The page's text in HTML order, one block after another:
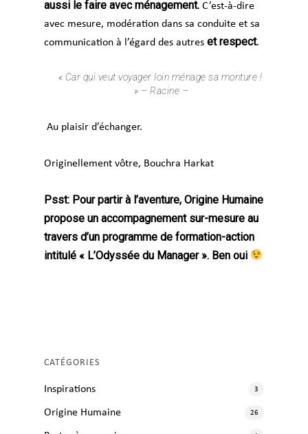
aussi le faire avec ménagement. C’est-à-dire
avec mesure, modération dans sa conduite et sa
communication à l’égard des autres et respect.
« Car qui veut voyager loin ménage sa monture !
» – Racine –
Au plaisir d’échanger.
Originellement vôtre, Bouchra Harkat
Psst: Pour partir à l’aventure, Origine Humaine
propose un accompagnement sur-mesure au
travers d’un programme de formation-action
intitulé « L’Odyssée du Manager ». Ben oui
CATÉGORIES
Inspirations 3
Origine Humaine 26